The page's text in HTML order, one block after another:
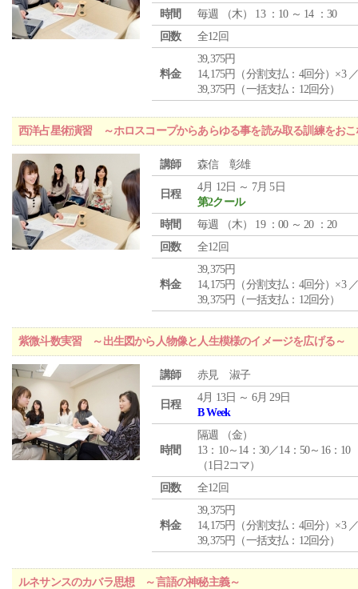
時間
毎週 （木） 13 ：10 ～ 14 ：30
回数
全12回
料金
39,375円
14,175円（分割支払：4回分）×3
39,375円（一括支払：12回分）
西洋占星術演習 ～ホロスコープからあらゆる事を読み取る訓練をおこ
講師 森信 彰雄
日程
4月 12日 ～ 7月 5日
第2クール
時間
毎週 （木） 19 ：00 ～ 20 ：20
回数
全12回
料金
39,375円
14,175円（分割支払：4回分）×3
39,375円（一括支払：12回分）
紫微斗数実習 ～出生図から人物像と人生模様のイメージを広げる～
講師 赤見 淑子
日程
4月 13日 ～ 6月 29日
B Week
時間
隔週 （金）
13：10～14：30／14：50～16：10
（1日2コマ）
回数
全12回
料金
39,375円
14,175円（分割支払：4回分）×3
39,375円（一括支払：12回分）
ルネサンスのカバラ思想 ～言語の神秘主義～